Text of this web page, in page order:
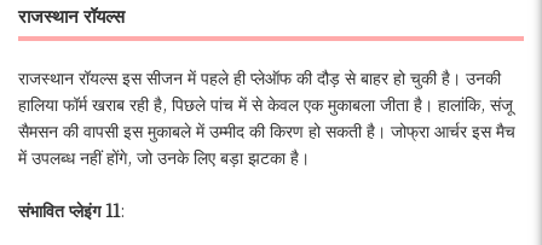
राजस्थान रॉयल्स
राजस्थान रॉयल्स इस सीजन में पहले ही प्लेऑफ की दौड़ से बाहर हो चुकी है। उनकी
हालिया फॉर्म खराब रही है, पिछले पांच में से केवल एक मुकाबला जीता है। हालांकि, संजू
सैमसन की वापसी इस मुकाबले में उम्मीद की किरण हो सकती है। जोफ्रा आर्चर इस मैच
में उपलब्ध नहीं होंगे, जो उनके लिए बड़ा झटका है।
संभावित प्लेइंग 11: